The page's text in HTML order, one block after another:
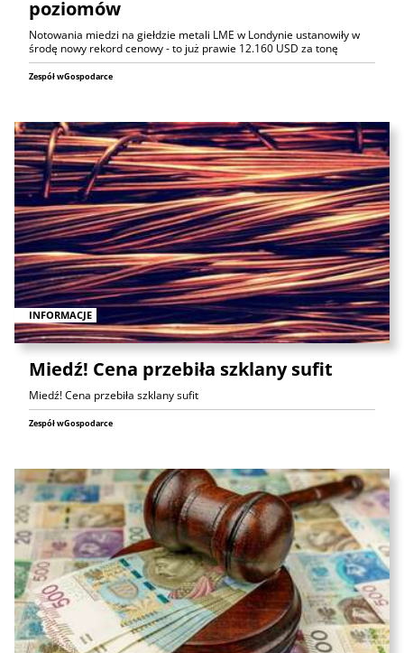
poziomów
Notowania miedzi na giełdzie metali LME w Londynie ustanowiły w
środę nowy rekord cenowy - to już prawie 12.160 USD za tonę
Zespół wGospodarce
INFORMACJE
Miedź! Cena przebiła szklany sufit
Miedź! Cena przebiła szklany sufit
Zespół wGospodarce